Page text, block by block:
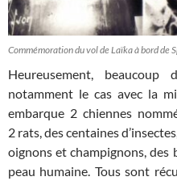
Commémoration du vol de Laïka à bord de
Heureusement, beaucoup
notamment le cas avec la
embarque 2 chiennes
2 rats, des centaines
oignons et champignons, des
peau humaine. Tous sont